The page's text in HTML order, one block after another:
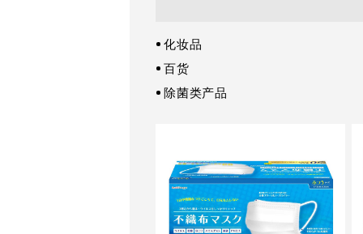
化妆品
百货
除菌类产品